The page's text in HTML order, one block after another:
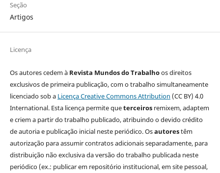
Seção
Artigos
Licença
Os autores cedem à Revista Mundos do Trabalhoos direitos
exclusivos de primeira publicação, com o trabalho simultaneamente
licenciado sob a Licença Creative Commons Attribution (CC BY) 4.0
International. Esta licença permite queterceirosremixem, adaptem
e criem a partir do trabalho publicado, atribuindo o devido crédito
de autoria e publicação inicial neste periódico. Osautorestêm
autorização para assumir contratos adicionais separadamente, para
distribuição não exclusiva da versão do trabalho publicada neste
periódico (ex.: publicar em repositório institucional, em site pessoal,